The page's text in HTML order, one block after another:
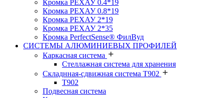
Кромка PЕХАУ 0.4*19
Кромка PЕХАУ 0.8*19
Кромка PЕХАУ 2*19
Кромка PЕХАУ 2*35
Кромка PerfectSense® ФилВуд
СИСТЕМЫ АЛЮМИНИЕВЫХ ПРОФИЛЕЙ
Каркасная система
Стеллажная система для хранения
Складнная-сдвижная система Т902
T902
Подвесная система